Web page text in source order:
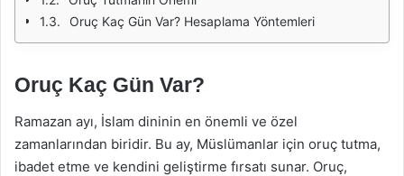
Oruç Kaç Gün Var? Hesaplama Yöntemleri
Oruç Kaç Gün Var?
Ramazan ayı, İslam dininin en önemli ve özel
zamanlarından biridir. Bu ay, Müslümanlar için oruç tutma,
ibadet etme ve kendini geliştirme fırsatı sunar. Oruç,